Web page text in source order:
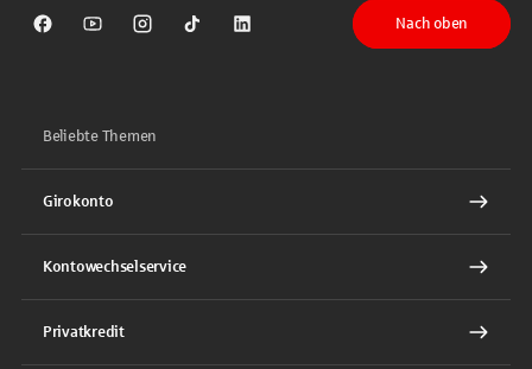
Sparkasse auf Facebook
Sparkasse auf Youtube
Sparkasse auf Instagram
Sparkasse auf TikTok
Sparkasse auf LinkedIn
Nach oben
Beliebte Themen
Girokonto
Kontowechselservice
Privatkredit